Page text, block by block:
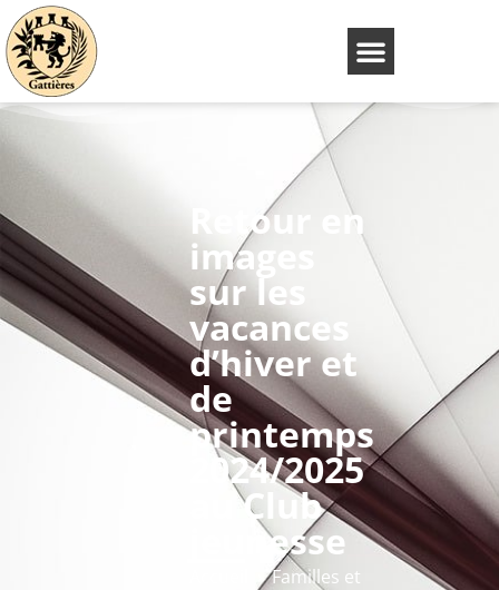
Retour en
images
sur les
vacances
d’hiver et
de
printemps
2024/2025
au Club
jeunesse
›Familles et